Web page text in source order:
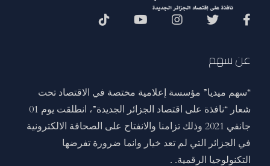
عن سهم
“سهم ميديا” مؤسسة إعلامية مختصة في الاقتصاد تحت
شعار “نافذة على اقتصاد الجزائر الجديدة”، انطلقت يوم 01
جانفي 2021 وذلك تزامنا والانفتاح على الصحافة الالكترونية
في الجزائر التي لم تعد خيار وانما ضرورة تفرضها
التكنولوجيا الرقمية. .